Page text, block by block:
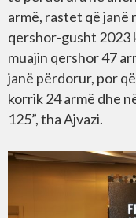
armë, rastet që janë
qershor-gusht 2023
muajin qershor 47
janë përdorur, por
korrik 24 armë dhe
125”, tha Ajvazi.